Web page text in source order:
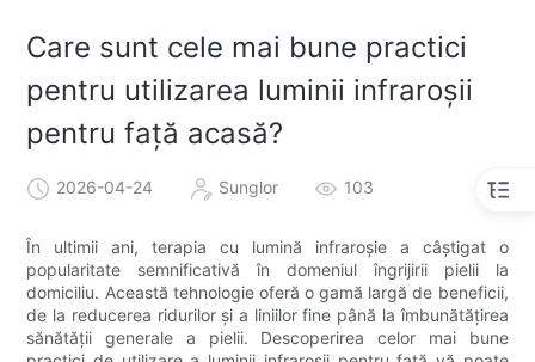
Care sunt cele mai bune practici
pentru utilizarea luminii infraroșii
pentru față acasă?
2026-04-24 Sunglor 103
În ultimii ani, terapia cu lumină infraroșie a câștigat o
popularitate semnificativă în domeniul îngrijirii pielii la
domiciliu. Această tehnologie oferă o gamă largă de beneficii,
de la reducerea ridurilor și a liniilor fine până la îmbunătățirea
sănătății generale a pielii. Descoperirea celor mai bune